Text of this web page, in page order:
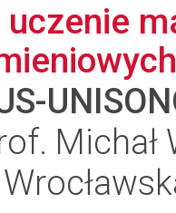
uczenie
Michał